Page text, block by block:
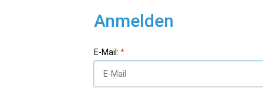
Anmelden
E-Mail: *